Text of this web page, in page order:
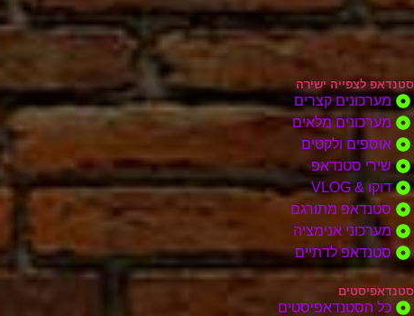
סטנדאפ לצפייה ישירה
מערכונים קצרים
מערכונים מלאים
אוספים ולקטים
שירי סטנדאפ
דוקו & VLOG
סטנדאפ מתורגם
מערכוני אנימציה
סטנדאפ לדתיים
סטנדאפיסטים
כל הסטנדאפיסטים